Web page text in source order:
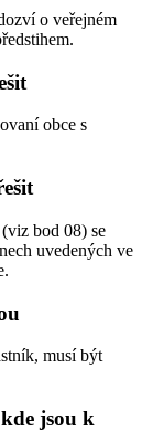
o veřejném
obce s
bod 08) se
uvedených ve
musí být
jsou k